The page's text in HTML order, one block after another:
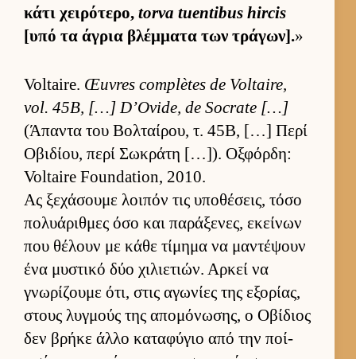
κάτι χει­ρότερο, torva tuentibus hircis
[υπό τα άγρια βλέμ­ματα των τράγων].»
Voltaire. Œuvres complètes de Voltaire,
vol. 45B, […] D’Ovide, de Socrate […]
(Άπαντα του Βολ­ταί­ρου, τ. 45Β, […] Περί
Οβιδίου, περί Σωκράτη […]). Οξ­φόρ­δη:
Voltaire Foundation, 2010.
Ας ξεχάσουμε λοι­πόν τις υποθέσεις, τόσο
πολυάριθ­μες όσο και παράξενες, εκεί­νων
που θέλουν με κάθε τίμημα να μαντέψουν
ένα μυστικό δύο χιλιε­τιών. Αρ­κεί να
γνωρίζουμε ότι, στις αγωνίες της εξορίας,
στους λυγ­μούς της απομόνωσης, ο Οβίδιος
δεν βρήκε άλλο καταφύγιο από την ποί­